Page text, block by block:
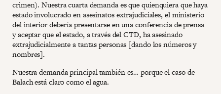
crimen). Nuestra cuarta demanda es que quienquiera que haya
estado involucrado en asesinatos extrajudiciales, el ministerio
del interior debería presentarse en una conferencia de prensa
y aceptar que el estado, a través del CTD, ha asesinado
extrajudicialmente a tantas personas [dando los números y
nombres].
Nuestra demanda principal también es… porque el caso de
Balach está claro como el agua.